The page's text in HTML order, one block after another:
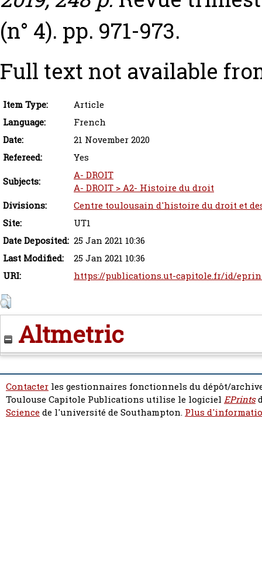
(n° 4). pp. 971-973.
Full text not available
Item Type:
Article
Language:
French
Date:
21 November 2020
Refereed:
Yes
Subjects:
A- DROIT
A- DROIT > A2- Histoire du droit
Divisions:
Centre toulousain d'histoire du droit et
Site:
UT1
Date Deposited: 25 Jan 2021 10:36
Last Modified:
25 Jan 2021 10:36
URI:
https://publications.ut-capitole.fr/id/
Altmetric
Contacter les gestionnaires fonctionnels du dépôt/
Toulouse Capitole Publications utilise le logiciel EPrints
Sciencede l'université de Southampton. Plus